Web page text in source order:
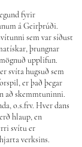
fyrir
á Geirþrúði.
sem var síðust
þrungnar
upplifun.
svíta hugsuð sem
er það þegar
að skemmtuninni.
o.s.frv. Hver dans
hlaup, en
svítu er
verksins.